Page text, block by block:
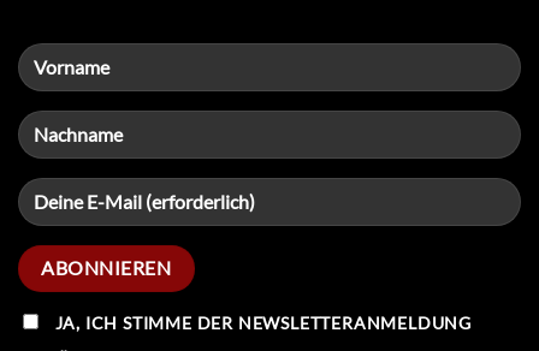
JA, ICH STIMME DER NEWSLETTERANMELDUNG